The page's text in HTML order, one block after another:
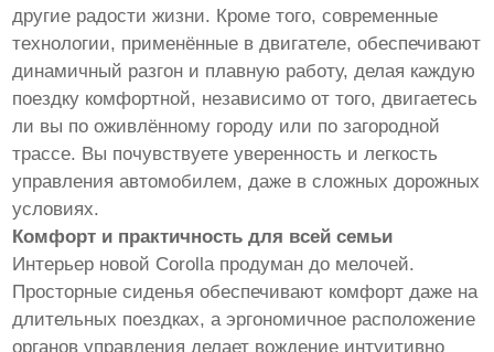
другие радости жизни. Кроме того, современные
технологии, применённые в двигателе, обеспечивают
динамичный разгон и плавную работу, делая каждую
поездку комфортной, независимо от того, двигаетесь
ли вы по оживлённому городу или по загородной
трассе. Вы почувствуете уверенность и легкость
управления автомобилем, даже в сложных дорожных
условиях.
Комфорт и практичность для всей семьи
Интерьер новой Corolla продуман до мелочей.
Просторные сиденья обеспечивают комфорт даже на
длительных поездках, а эргономичное расположение
органов управления делает вождение интуитивно